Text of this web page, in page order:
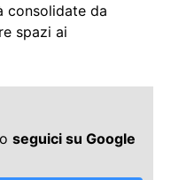
consolidate da
spazi ai
seguici su Google